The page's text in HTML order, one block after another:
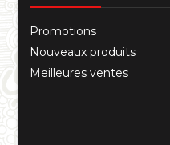
Promotions
Nouveaux produits
Meilleures ventes